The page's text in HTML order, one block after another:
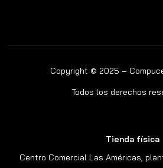
Copyright © 2025 –
Todos los derechos
Tienda física
Centro Comercial Las Américas,